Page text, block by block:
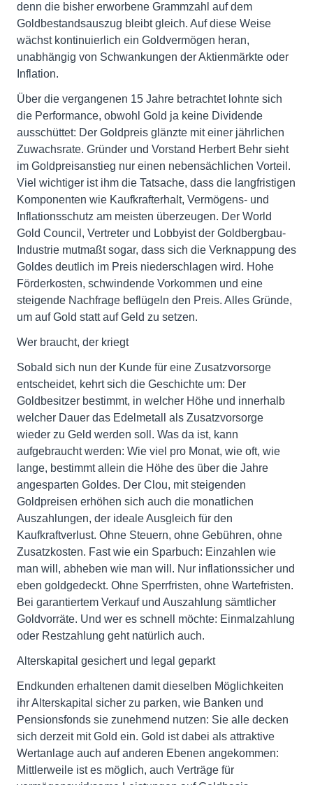
denn die bisher erworbene Grammzahl auf dem
Goldbestandsauszug bleibt gleich. Auf diese Weise
wächst kontinuierlich ein Goldvermögen heran,
unabhängig von Schwankungen der Aktienmärkte oder
Inflation.
Über die vergangenen 15 Jahre betrachtet lohnte sich
die Performance, obwohl Gold ja keine Dividende
ausschüttet: Der Goldpreis glänzte mit einer jährlichen
Zuwachsrate. Gründer und Vorstand Herbert Behr sieht
im Goldpreisanstieg nur einen nebensächlichen Vorteil.
Viel wichtiger ist ihm die Tatsache, dass die langfristigen
Komponenten wie Kaufkrafterhalt, Vermögens- und
Inflationsschutz am meisten überzeugen. Der World
Gold Council, Vertreter und Lobbyist der Goldbergbau-
Industrie mutmaßt sogar, dass sich die Verknappung des
Goldes deutlich im Preis niederschlagen wird. Hohe
Förderkosten, schwindende Vorkommen und eine
steigende Nachfrage beflügeln den Preis. Alles Gründe,
um auf Gold statt auf Geld zu setzen.
Wer braucht, der kriegt
Sobald sich nun der Kunde für eine Zusatzvorsorge
entscheidet, kehrt sich die Geschichte um: Der
Goldbesitzer bestimmt, in welcher Höhe und innerhalb
welcher Dauer das Edelmetall als Zusatzvorsorge
wieder zu Geld werden soll. Was da ist, kann
aufgebraucht werden: Wie viel pro Monat, wie oft, wie
lange, bestimmt allein die Höhe des über die Jahre
angesparten Goldes. Der Clou, mit steigenden
Goldpreisen erhöhen sich auch die monatlichen
Auszahlungen, der ideale Ausgleich für den
Kaufkraftverlust. Ohne Steuern, ohne Gebühren, ohne
Zusatzkosten. Fast wie ein Sparbuch: Einzahlen wie
man will, abheben wie man will. Nur inflationssicher und
eben goldgedeckt. Ohne Sperrfristen, ohne Wartefristen.
Bei garantiertem Verkauf und Auszahlung sämtlicher
Goldvorräte. Und wer es schnell möchte: Einmalzahlung
oder Restzahlung geht natürlich auch.
Alterskapital gesichert und legal geparkt
Endkunden erhaltenen damit dieselben Möglichkeiten
ihr Alterskapital sicher zu parken, wie Banken und
Pensionsfonds sie zunehmend nutzen: Sie alle decken
sich derzeit mit Gold ein. Gold ist dabei als attraktive
Wertanlage auch auf anderen Ebenen angekommen:
Mittlerweile ist es möglich, auch Verträge für